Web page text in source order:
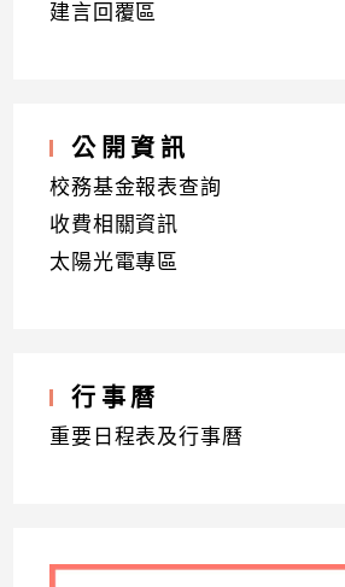
建言回覆區
公開資訊
校務基金報表查詢
收費相關資訊
太陽光電專區
行事曆
重要日程表及行事曆